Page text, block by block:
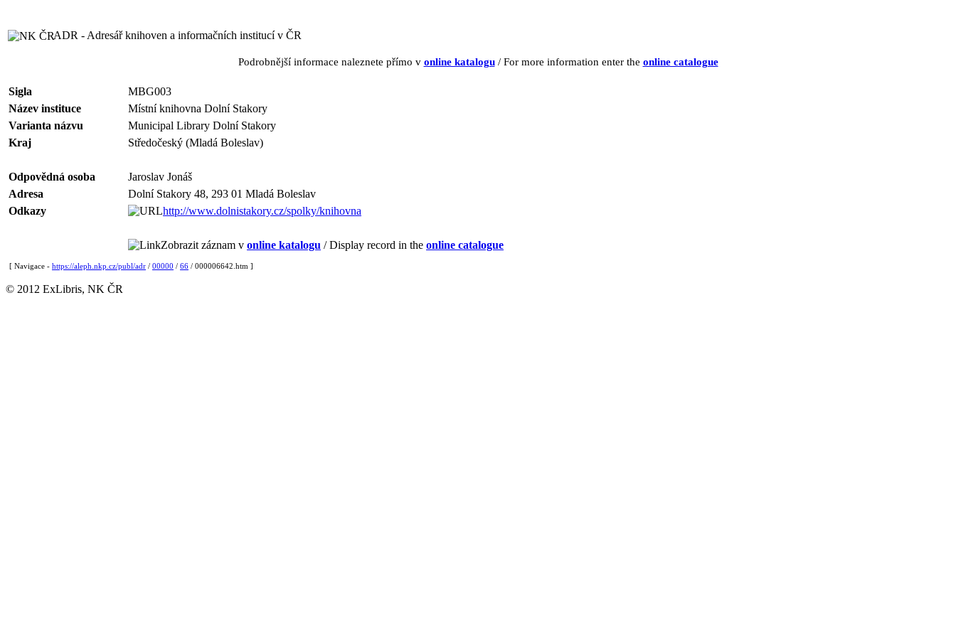
ADR - Adresář knihoven a informačních institucí v ČR
Podrobnější informace naleznete přímo v online katalogu/ For more information enter the online catalogue
Sigla
MBG003
Název instituce
Místní knihovna Dolní Stakory
Varianta názvu
Municipal Library Dolní Stakory
Kraj
Středočeský (Mladá Boleslav)
Odpovědná osoba
Jaroslav Jonáš
Adresa
Dolní Stakory 48, 293 01 Mladá Boleslav
Odkazy
http://www.dolnistakory.cz/spolky/knihovna
Zobrazit záznam v online katalogu / Display record in the online catalogue
[ Navigace - https://aleph.nkp.cz/publ/adr / 00000 / 66 / 000006642.htm ]
© 2012 ExLibris, NK ČR